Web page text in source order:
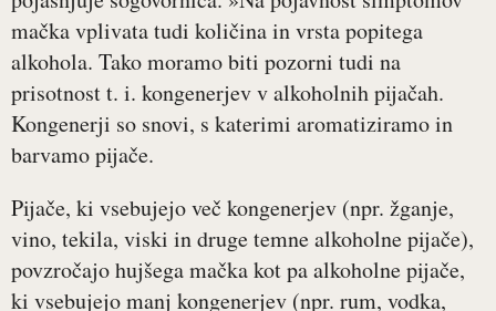
mačka vplivata tudi količina in vrsta popitega
alkohola. Tako moramo biti pozorni tudi na
prisotnost t. i. kongenerjev v alkoholnih pijačah.
Kongenerji so snovi, s katerimi aromatiziramo in
barvamo pijače.
Pijače, ki vsebujejo več kongenerjev (npr. žganje,
vino, tekila, viski in druge temne alkoholne pijače),
povzročajo hujšega mačka kot pa alkoholne pijače,
ki vsebujejo manj kongenerjev (npr. rum, vodka,